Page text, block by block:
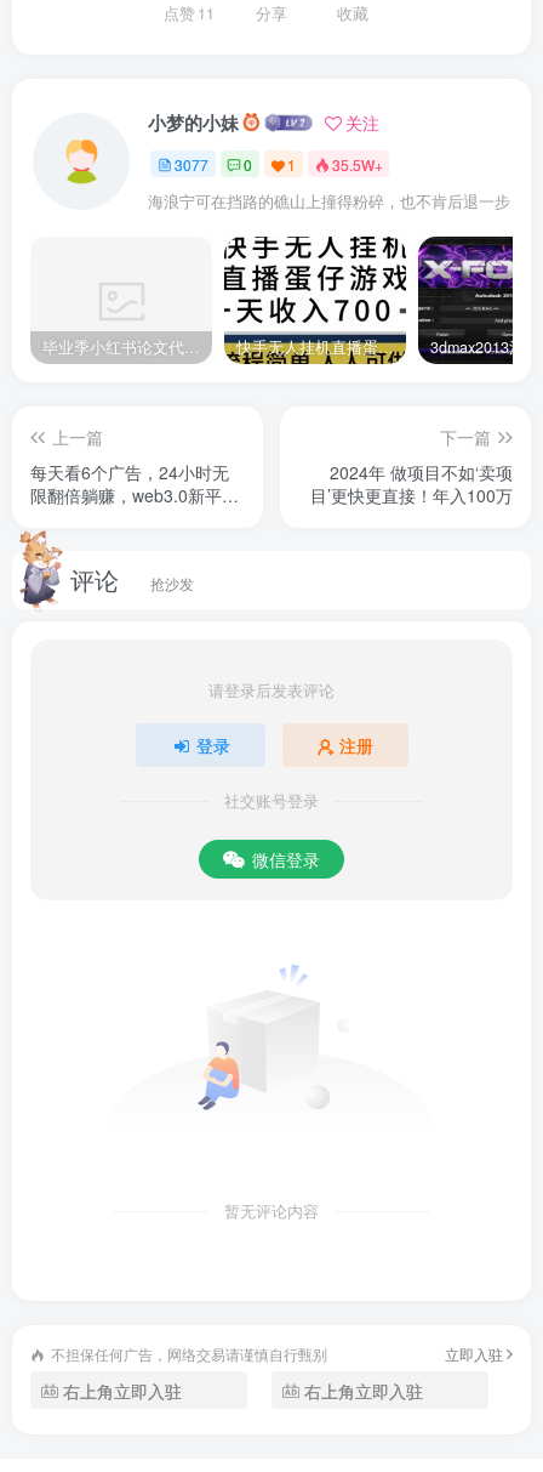
点赞11 分享 收藏
小梦的小妹 关注
3077 0 1 35.5W+
海浪宁可在挡路的礁山上撞得粉碎，也不肯后退一步
毕业季小红书论文代润色项目，本科1500，专科1200，高客单GPT4.0-20分钟一篇带实操 快手无人挂机直播蛋仔游戏，一天收入700+流程简单人人可做（送10G素材）
上一篇
每天看6个广告，24小时无
限翻倍躺赚，web3.0新平
收益
下一篇
2024年 做项目不如‘卖项
目’更快更直接！年入100万
评论 抢沙发
请登录后发表评论
登录 注册
社交账号登录
微信登录
暂无评论内容
不担保任何广告，网络交易请谨慎自行甄别 立即入驻
右上角立即入驻 右上角立即入驻